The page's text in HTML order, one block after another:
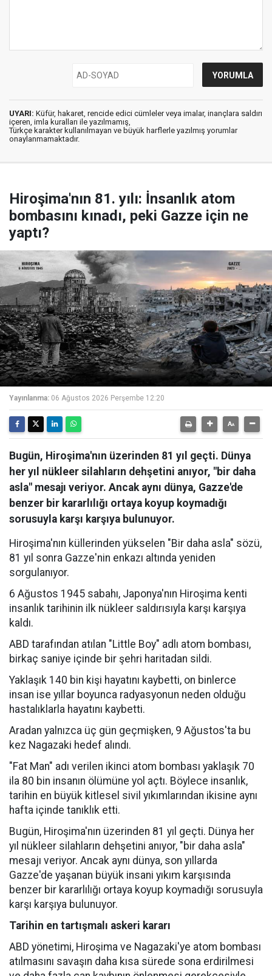
UYARI: Küfür, hakaret, rencide edici cümleler veya imalar, inançlara saldırı
içeren, imla kuralları ile yazılmamış,
Türkçe karakter kullanılmayan ve büyük harflerle yazılmış yorumlar
onaylanmamaktadır.
Hiroşima'nın 81. yılı: İnsanlık atom
bombasını kınadı, peki Gazze için ne
yaptı?
Yayınlanma: 06 Ağustos 2026 Perşembe 12:20
Bugün, Hiroşima'nın üzerinden 81 yıl geçti. Dünya
her yıl nükleer silahların dehşetini anıyor, "bir daha
asla" mesajı veriyor. Ancak aynı dünya, Gazze'de
benzer bir kararlılığı ortaya koyup koymadığı
sorusuyla karşı karşıya bulunuyor.
Hiroşima'nın küllerinden yükselen "Bir daha asla" sözü,
81 yıl sonra Gazze'nin enkazı altında yeniden
sorgulanıyor.
6 Ağustos 1945 sabahı, Japonya'nın Hiroşima kenti
insanlık tarihinin ilk nükleer saldırısıyla karşı karşıya
kaldı.
ABD tarafından atılan "Little Boy" adlı atom bombası,
birkaç saniye içinde bir şehri haritadan sildi.
Yaklaşık 140 bin kişi hayatını kaybetti, on binlerce
insan ise yıllar boyunca radyasyonun neden olduğu
hastalıklarla hayatını kaybetti.
Aradan yalnızca üç gün geçmişken, 9 Ağustos'ta bu
kez Nagazaki hedef alındı.
"Fat Man" adı verilen ikinci atom bombası yaklaşık 70
ila 80 bin insanın ölümüne yol açtı. Böylece insanlık,
tarihin en büyük kitlesel sivil yıkımlarından ikisine aynı
hafta içinde tanıklık etti.
Bugün, Hiroşima'nın üzerinden 81 yıl geçti. Dünya her
yıl nükleer silahların dehşetini anıyor, "bir daha asla"
mesajı veriyor. Ancak aynı dünya, son yıllarda
Gazze'de yaşanan büyük insani yıkım karşısında
benzer bir kararlılığı ortaya koyup koymadığı sorusuyla
karşı karşıya bulunuyor.
Tarihin en tartışmalı askeri kararı
ABD yönetimi, Hiroşima ve Nagazaki'ye atom bombası
atılmasını savaşın daha kısa sürede sona erdirilmesi